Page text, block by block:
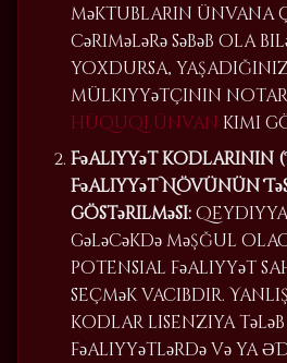
məktubların ünvana
cərimələrə səbəb ola
yoxdursa,
mülkiyyətçinin
hüquqi ünvan kimi
Fəaliyyət kodlarının
Fəaliyyət Növünün
göstərilməsi:
gələcəkdə məşğul
potensial fəaliyyət
seçmək vacibdir.
kodlar lisenziya
fəaliyyətlərdə və ya